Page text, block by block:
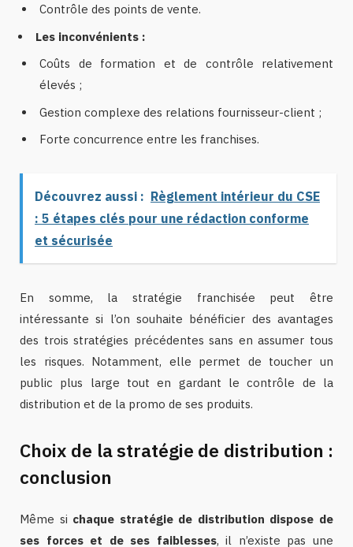
Contrôle des points de vente.
Les inconvénients :
Coûts de formation et de contrôle relativement
élevés ;
Gestion complexe des relations fournisseur-client ;
Forte concurrence entre les franchises.
Découvrez aussi : Règlement intérieur du CSE
: 5 étapes clés pour une rédaction conforme
et sécurisée
En somme, la stratégie franchisée peut être
intéressante si l’on souhaite bénéficier des avantages
des trois stratégies précédentes sans en assumer tous
les risques. Notamment, elle permet de toucher un
public plus large tout en gardant le contrôle de la
distribution et de la promo de ses produits.
Choix de la stratégie de distribution :
conclusion
Même si chaque stratégie de distribution dispose de
ses forces et de ses faiblesses, il n’existe pas une